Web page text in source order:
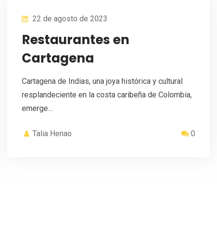
22 de agosto de 2023
Restaurantes en
Cartagena
Cartagena de Indias, una joya histórica y cultural
resplandeciente en la costa caribeña de Colombia,
emerge…
Talia Henao 0